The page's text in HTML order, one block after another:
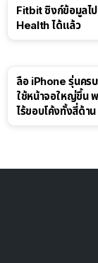
Fitbit ซิงก์ข้อมูลไ
Health ได้แล้ว
ลือ iPhone รุ่นคร
ใช้หน้าจอใหญ่ขึ้น
ไร้ขอบโค้งทั้งสี่ด้าน